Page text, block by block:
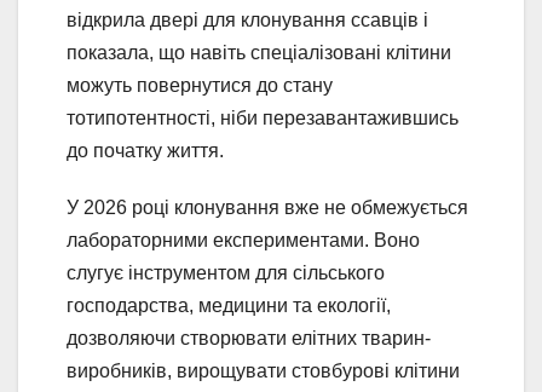
відкрила двері для клонування ссавців і
показала, що навіть спеціалізовані клітини
можуть повернутися до стану
тотипотентності, ніби перезавантажившись
до початку життя.
У 2026 році клонування вже не обмежується
лабораторними експериментами. Воно
слугує інструментом для сільського
господарства, медицини та екології,
дозволяючи створювати елітних тварин-
виробників, вирощувати стовбурові клітини